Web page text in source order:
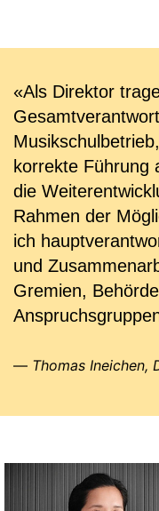
«Als Direktor
korrekte Führung
die
Rahmen der
ich
und
Gremien,
Thomas Ineichen,